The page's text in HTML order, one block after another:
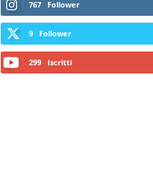
767 Follower
9 Follower
299 Iscritti